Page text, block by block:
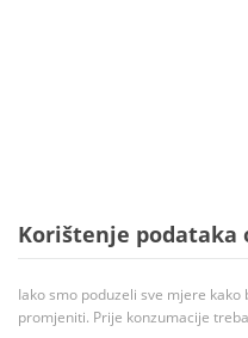
Korištenje podataka
Iako smo poduzeli sve mjere
promjeniti. Prije konzumacije